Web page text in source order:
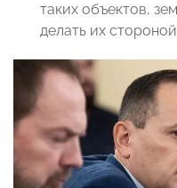
таких объектов,
делать их